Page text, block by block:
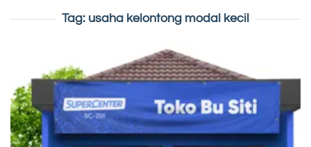
Tag: usaha kelontong modal kecil